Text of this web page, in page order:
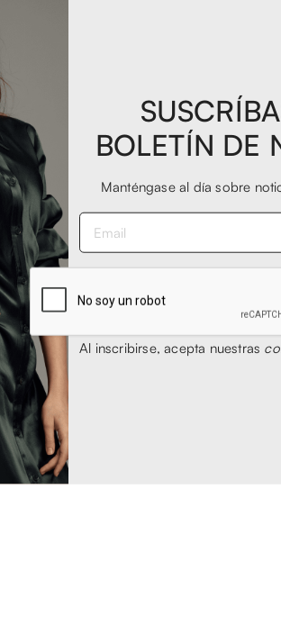
BOLETÍN DE
Manténgase al día sobre
Al inscribirse, acepta nuestras
oltre al fatto che si trattasse di